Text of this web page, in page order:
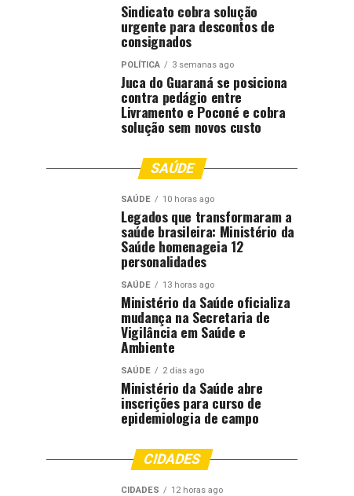
Sindicato cobra solução
urgente para descontos de
consignados
POLÍTICA 3 semanas ago
Juca do Guaraná se posiciona
contra pedágio entre
Livramento e Poconé e cobra
solução sem novos custo
SAÚDE
SAÚDE 10 horas ago
Legados que transformaram a
saúde brasileira: Ministério da
Saúde homenageia 12
personalidades
SAÚDE 13 horas ago
Ministério da Saúde oficializa
mudança na Secretaria de
Vigilância em Saúde e
Ambiente
SAÚDE 2 dias ago
Ministério da Saúde abre
inscrições para curso de
epidemiologia de campo
CIDADES
CIDADES 12 horas ago